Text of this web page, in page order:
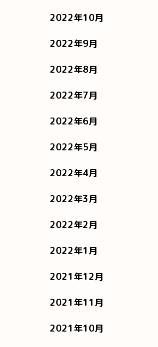
2022年10月
2022年9月
2022年8月
2022年7月
2022年6月
2022年5月
2022年4月
2022年3月
2022年2月
2022年1月
2021年12月
2021年11月
2021年10月